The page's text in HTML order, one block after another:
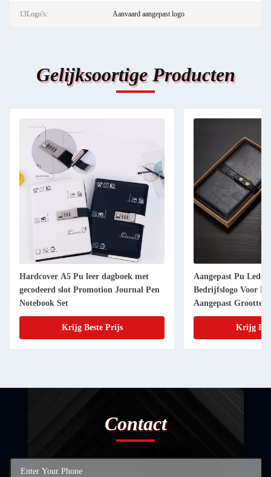
13Logo's: Aanvaard aangepast logo
Gelijksoortige Producten
Hardcover A5 Pu leer dagboek met
gecodeerd slot Promotion Journal Pen
Notebook Set
Krijg Beste Prijs
Aangepast Pu
Bedrijfslogo Voor
Aangepast Grootte
Krijg
Contact